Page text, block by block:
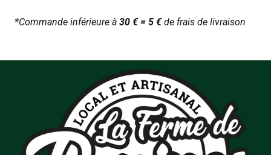
*Commande inférieure à 30 € = 5 €de frais de livraison